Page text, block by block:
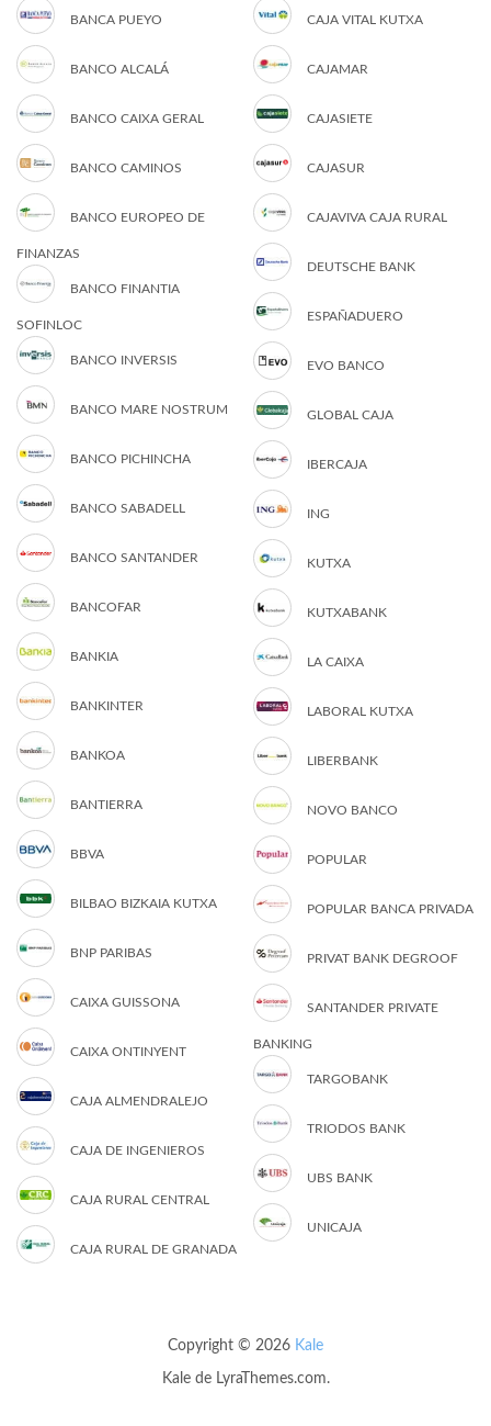
BANCA PUEYO
BANCO ALCALÁ
BANCO CAIXA GERAL
BANCO CAMINOS
BANCO EUROPEO DE
FINANZAS
BANCO FINANTIA
SOFINLOC
BANCO INVERSIS
BANCO MARE NOSTRUM
BANCO PICHINCHA
BANCO SABADELL
BANCO SANTANDER
BANCOFAR
BANKIA
BANKINTER
BANKOA
BANTIERRA
BBVA
BILBAO BIZKAIA KUTXA
BNP PARIBAS
CAIXA GUISSONA
CAIXA ONTINYENT
CAJA ALMENDRALEJO
CAJA DE INGENIEROS
CAJA RURAL CENTRAL
CAJA RURAL DE GRANADA
CAJA VITAL KUTXA
CAJAMAR
CAJASIETE
CAJASUR
CAJAVIVA CAJA RURAL
DEUTSCHE BANK
ESPAÑADUERO
EVO BANCO
GLOBAL CAJA
IBERCAJA
ING
KUTXA
KUTXABANK
LA CAIXA
LABORAL KUTXA
LIBERBANK
NOVO BANCO
POPULAR
POPULAR BANCA PRIVADA
PRIVAT BANK DEGROOF
SANTANDER PRIVATE
BANKING
TARGOBANK
TRIODOS BANK
UBS BANK
UNICAJA
Copyright © 2026 Kale
Kalede LyraThemes.com.